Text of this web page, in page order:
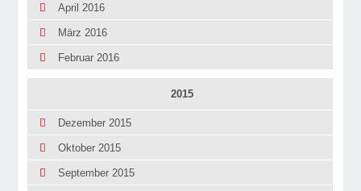
April 2016
März 2016
Februar 2016
2015
Dezember 2015
Oktober 2015
September 2015